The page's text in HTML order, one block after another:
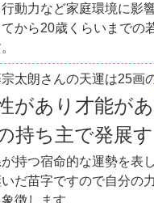
動力など家庭環境に影
から20歳くらいまでの
太朗さんの天運は25画
があり才能が
持ち主で発展す
持つ宿命的な運勢を表
だ苗字ですので自分の
徴します。